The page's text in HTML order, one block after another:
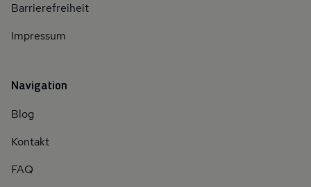
Barrierefreiheit
Impressum
Navigation
Blog
Kontakt
FAQ